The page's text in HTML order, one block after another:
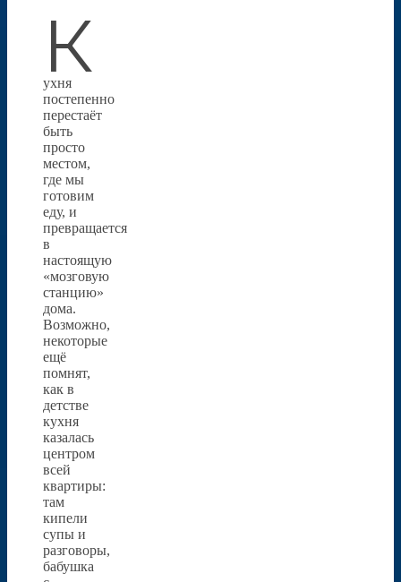
К
ухня
постепенно
перестаёт
быть
просто
местом,
где мы
готовим
еду, и
превращается
в
настоящую
«мозговую
станцию»
дома.
Возможно,
некоторые
ещё
помнят,
как в
детстве
кухня
казалась
центром
всей
квартиры:
там
кипели
супы и
разговоры,
бабушка